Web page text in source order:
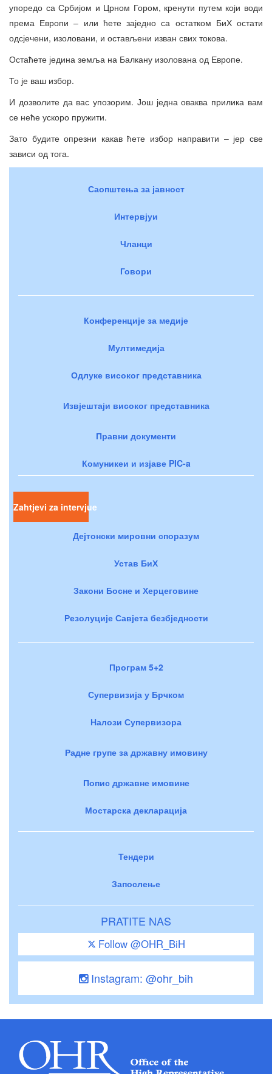
упоредо са Србијом и Црном Гором, кренути путем који води
према Европи – или ћете заједно са остатком БиХ остати
одсјечени, изоловани, и остављени изван свих токова.
Остаћете једина земља на Балкану изолована од Европе.
То је ваш избор.
И дозволите да вас упозорим. Још једна оваква прилика вам
се неће ускоро пружити.
Зато будите опрезни какав ћете избор направити – јер све
зависи од тога.
Саопштења за јавност
Интервјуи
Чланци
Говори
Конференције за медије
Мултимедија
Одлуке високог представника
Извјештаји високог представника
Правни документи
Комуникеи и изјаве PIC-a
Zahtjevi za intervjue
Дејтонски мировни споразум
Устав БиХ
Закони Босне и Херцеговине
Резолуције Савјета безбједности
Програм 5+2
Супервизија у Брчком
Налози Супервизора
Радне групе за државну имовину
Попис државне имовине
Мостарска декларација
Тендери
Запослење
PRATITE NAS
Follow @OHR_BiH
Instagram: @ohr_bih